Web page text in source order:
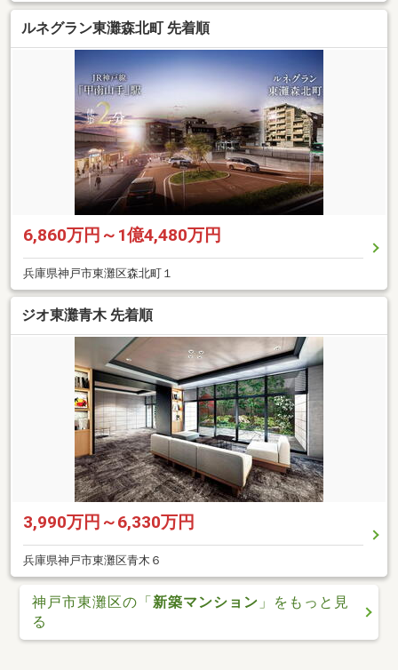
ルネグラン東灘森北町 先着順
6,860万円～1億4,480万円
兵庫県神戸市東灘区森北町１
ジオ東灘青木 先着順
3,990万円～6,330万円
兵庫県神戸市東灘区青木６
神戸市東灘区の「新築マンション 」をもっと見
る